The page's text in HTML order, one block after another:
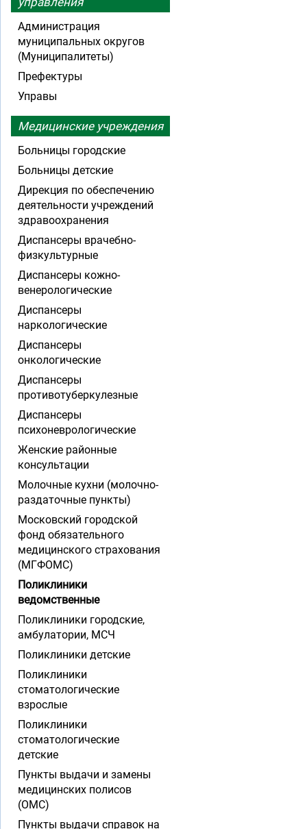
Администрация
муниципальных округов
(Муниципалитеты)
Префектуры
Управы
Медицинские учреждения
Больницы городские
Больницы детские
Дирекция по обеспечению
деятельности учреждений
здравоохранения
Диспансеры врачебно-
физкультурные
Диспансеры кожно-
венерологические
Диспансеры
наркологические
Диспансеры
онкологические
Диспансеры
противотуберкулезные
Диспансеры
психоневрологические
Женские районные
консультации
Молочные кухни (молочно-
раздаточные пункты)
Московский городской
фонд обязательного
медицинского страхования
(МГФОМС)
Поликлиники
ведомственные
Поликлиники городские,
амбулатории, МСЧ
Поликлиники детские
Поликлиники
стоматологические
взрослые
Поликлиники
стоматологические
детские
Пункты выдачи и замены
медицинских полисов
(ОМС)
Пункты выдачи справок на